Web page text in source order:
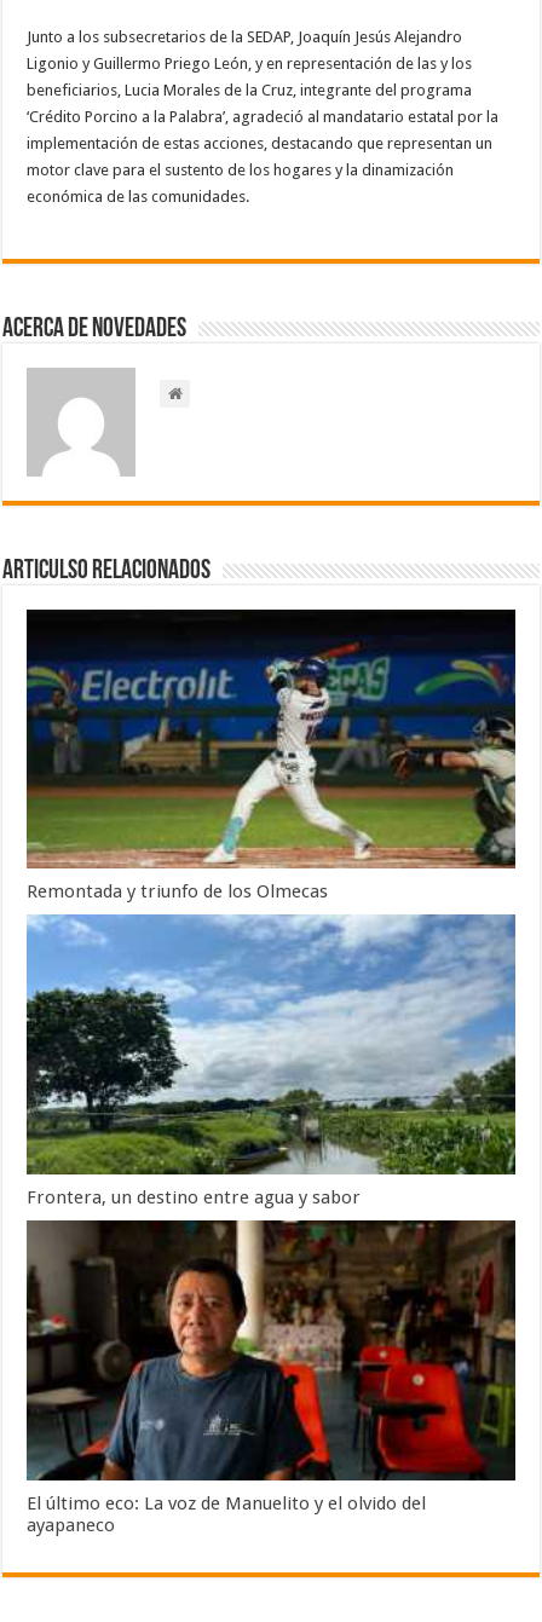
Junto a los subsecretarios de la SEDAP, Joaquín Jesús Alejandro
Ligonio y Guillermo Priego León, y en representación de las y los
beneficiarios, Lucia Morales de la Cruz, integrante del programa
‘Crédito Porcino a la Palabra’, agradeció al mandatario estatal por la
implementación de estas acciones, destacando que representan un
motor clave para el sustento de los hogares y la dinamización
económica de las comunidades.
Acerca de NOVEDADES
Articulso Relacionados
Remontada y triunfo de los Olmecas
Frontera, un destino entre agua y sabor
El último eco: La voz de Manuelito y el olvido del
ayapaneco